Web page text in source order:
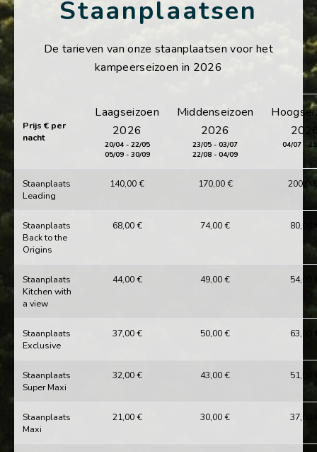
Staanplaatsen
De tarieven van onze staanplaatsen voor het
kampeerseizoen in 2026
Prijs € per
nacht
Laagseizoen
2026
20/04 - 22/05
05/09 - 30/09
Middenseizoen
2026
23/05 - 03/07
22/08 - 04/09
04/07 -
Staanplaats
Leading
140,00 € 170,00 € 200,00
Staanplaats
Back to the
Origins
68,00 € 74,00 € 80,00
Staanplaats
Kitchen with
a view
44,00 € 49,00 € 54,00
Staanplaats
Exclusive
37,00 € 50,00 € 63,00
Staanplaats
Super Maxi
32,00 € 43,00 € 51,00
Staanplaats
Maxi
21,00 € 30,00 € 37,00